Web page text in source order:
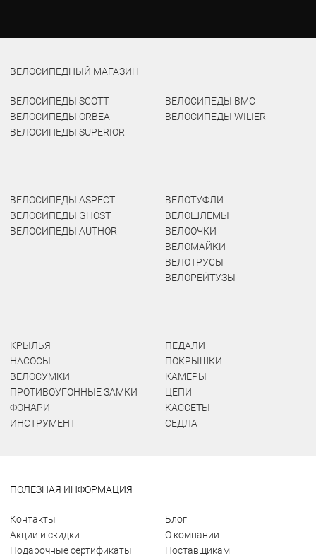
ВЕЛОСИПЕДНЫЙ МАГАЗИН
ВЕЛОСИПЕДЫ SCOTT
ВЕЛОСИПЕДЫ ORBEA
ВЕЛОСИПЕДЫ SUPERIOR
ВЕЛОСИПЕДЫ BMC
ВЕЛОСИПЕДЫ WILIER
ВЕЛОСИПЕДЫ ASPECT
ВЕЛОСИПЕДЫ GHOST
ВЕЛОСИПЕДЫ AUTHOR
ВЕЛОТУФЛИ
ВЕЛОШЛЕМЫ
ВЕЛООЧКИ
ВЕЛОМАЙКИ
ВЕЛОТРУСЫ
ВЕЛОРЕЙТУЗЫ
КРЫЛЬЯ
НАСОСЫ
ВЕЛОСУМКИ
ПРОТИВОУГОННЫЕ ЗАМКИ
ФОНАРИ
ИНСТРУМЕНТ
ПЕДАЛИ
ПОКРЫШКИ
КАМЕРЫ
ЦЕПИ
КАССЕТЫ
СЕДЛА
ПОЛЕЗНАЯ ИНФОРМАЦИЯ
Контакты
Акции и скидки
Подарочные сертификаты
Блог
О компании
Поставщикам